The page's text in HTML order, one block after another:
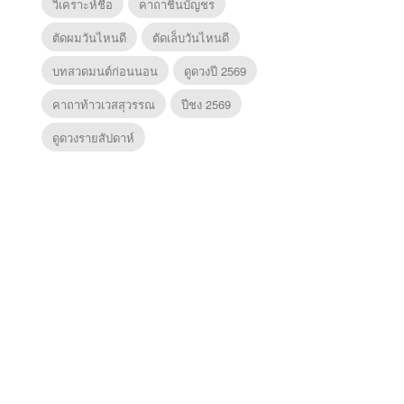
วิเคราะห์ชื่อ
คาถาชินบัญชร
ตัดผมวันไหนดี
ตัดเล็บวันไหนดี
บทสวดมนต์ก่อนนอน
ดูดวงปี 2569
คาถาท้าวเวสสุวรรณ
ปีชง 2569
ดูดวงรายสัปดาห์